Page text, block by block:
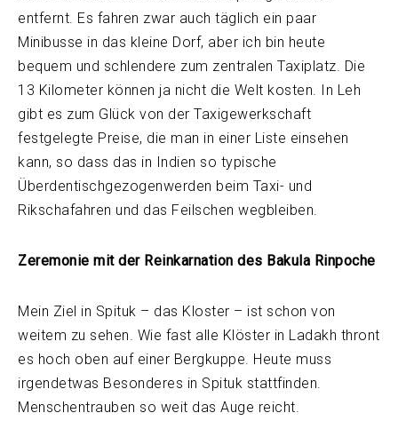
entfernt. Es fahren zwar auch täglich ein paar
Minibusse in das kleine Dorf, aber ich bin heute
bequem und schlendere zum zentralen Taxiplatz. Die
13 Kilometer können ja nicht die Welt kosten. In Leh
gibt es zum Glück von der Taxigewerkschaft
festgelegte Preise, die man in einer Liste einsehen
kann, so dass das in Indien so typische
Überdentischgezogenwerden beim Taxi- und
Rikschafahren und das Feilschen wegbleiben.
Zeremonie mit der Reinkarnation des Bakula Rinpoche
Mein Ziel in Spituk – das Kloster – ist schon von
weitem zu sehen. Wie fast alle Klöster in Ladakh thront
es hoch oben auf einer Bergkuppe. Heute muss
irgendetwas Besonderes in Spituk stattfinden.
Menschentrauben so weit das Auge reicht.